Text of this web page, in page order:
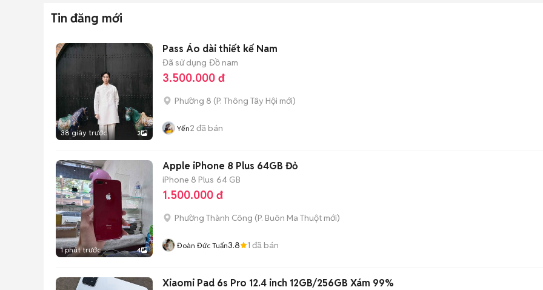
Tin đăng mới
38 giây trước 3
Pass Áo dài thiết kế Nam
Đã sử dụng Đồ nam
3.500.000 đ
Phường 8 (P. Thông Tây Hội mới)
Yến2 đã bán
1 phút trước 4
Apple iPhone 8 Plus 64GB Đỏ
iPhone 8 Plus 64 GB
1.500.000 đ
Phường Thành Công (P. Buôn Ma Thuột mới)
Đoàn Đức Tuấn3.8 1 đã bán
Xiaomi Pad 6s Pro 12.4 inch 12GB/256GB Xám 99%